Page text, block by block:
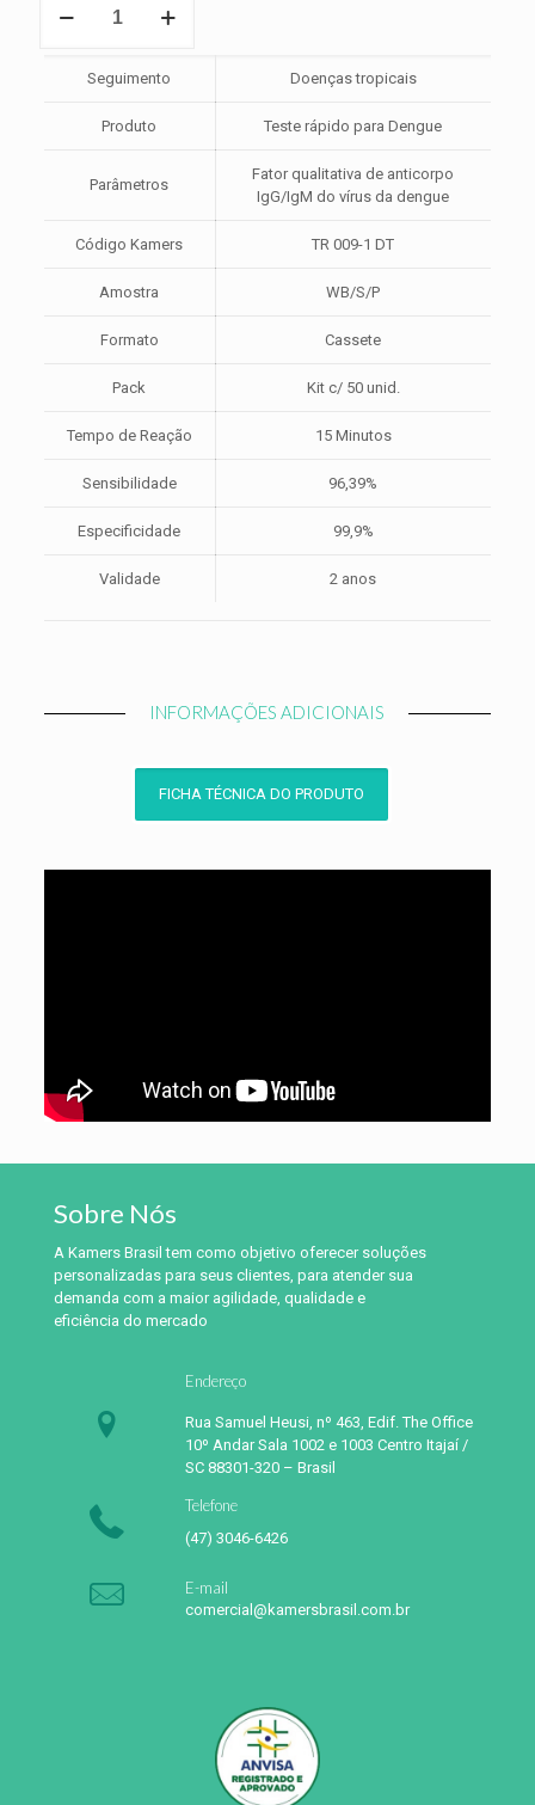
Rápido
(WB/S/P-
quantidade
Seguimento Doenças tropicais
Produto Teste rápido para Dengue
Parâmetros
Fator qualitativa de anticorpo
IgG/IgM do vírus da dengue
Código Kamers TR 009-1 DT
Amostra WB/S/P
Formato Cassete
Pack Kit c/ 50 unid.
Tempo de Reação 15 Minutos
Sensibilidade 96,39%
Especificidade 99,9%
Validade 2 anos
INFORMAÇÕES ADICIONAIS
FICHA TÉCNICA DO PRODUTO
Sobre Nós
A Kamers Brasil tem como objetivo oferecer soluções
personalizadas para seus clientes, para atender sua
demanda com a maior agilidade, qualidade e
eficiência do mercado
Endereço
Rua Samuel Heusi, nº 463, Edif. The Office
10º Andar Sala 1002 e 1003 Centro Itajaí /
SC 88301-320 – Brasil
Telefone
(47) 3046-6426
E-mail
comercial@kamersbrasil.com.br